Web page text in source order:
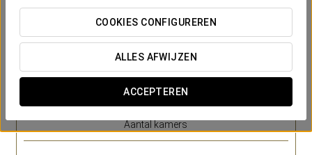
COOKIES CONFIGUREREN
ALLES AFWIJZEN
ACCEPTEREN
VERMELDENSWAARDIGE VOORZIENINGEN
Aantal kamers